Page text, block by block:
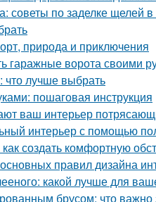
советы по заделке щелей в
природа и приключения
гаражные ворота своими
что лучше выбрать
пошаговая инструкция
ваш интерьер
интерьер с помощью
создать комфортную
правил дизайна
какой лучше для
брусом: что важно